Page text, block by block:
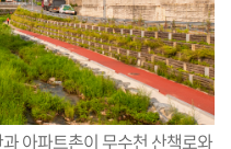
아파트촌이 무수천 산책로와